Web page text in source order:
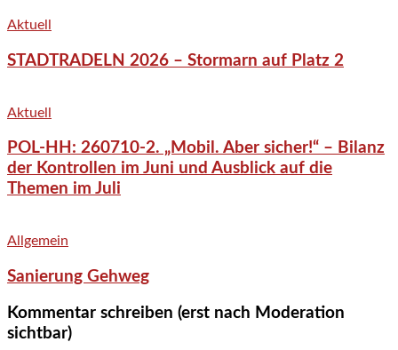
Aktuell
STADTRADELN 2026 – Stormarn auf Platz 2
Aktuell
POL-HH: 260710-2. „Mobil. Aber sicher!“ – Bilanz
der Kontrollen im Juni und Ausblick auf die
Themen im Juli
Allgemein
Sanierung Gehweg
Kommentar schreiben (erst nach Moderation
sichtbar)